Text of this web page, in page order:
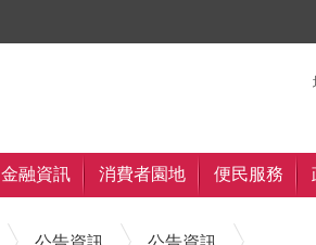
金融資訊 消費者園地 便民服務